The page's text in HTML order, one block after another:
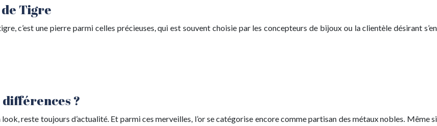
Tigre
c’est une pierre parmi celles précieuses, qui est souvent choisie par les concepteurs de bijoux ou la clientèle désirant s’en
?
reste toujours d’actualité. Et parmi ces merveilles, l’or se catégorise encore comme partisan des métaux nobles. Même si